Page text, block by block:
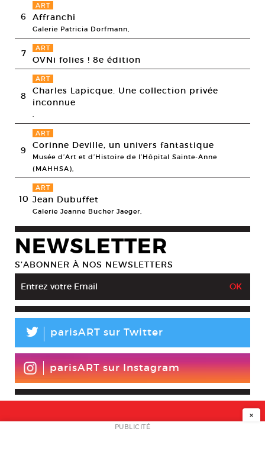
6
ART
Affranchi
Galerie Patricia Dorfmann,
7 ART
OVNi folies ! 8e édition
8
ART
Charles Lapicque. Une collection privée
inconnue
,
9
ART
Corinne Deville, un univers fantastique
Musée d’Art et d’Histoire de l’Hôpital Sainte-Anne
(MAHHSA),
10
ART
Jean Dubuffet
Galerie Jeanne Bucher Jaeger,
NEWSLETTER
S’ABONNER À NOS NEWSLETTERS
L parisART sur Twitter
parisART sur Instagram
NEWSLETTER
×
PUBLICITÉ